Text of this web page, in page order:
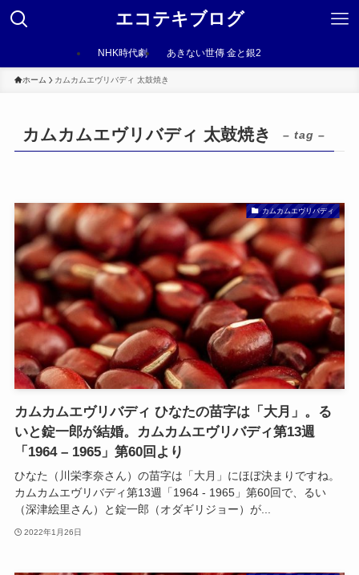
エコテキブログ
NHK時代劇 あきない世傳 金と銀2
ホーム カムカムエヴリバディ 太鼓焼き
カムカムエヴリバディ 太鼓焼き – tag –
カムカムエヴリバディ
カムカムエヴリバディ ひなたの苗字は「大月」。る
いと錠一郎が結婚。カムカムエヴリバディ第13週
「1964 – 1965」第60回より
ひなた（川栄李奈さん）の苗字は「大月」にほぼ決まりですね。
カムカムエヴリバディ第13週「1964 - 1965」第60回で、るい
（深津絵里さん）と錠一郎（オダギリジョー）が...
2022年1月26日